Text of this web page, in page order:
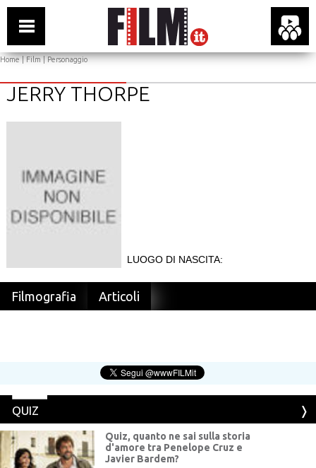
Home|Film| Personaggio
JERRY THORPE
LUOGO DI NASCITA:
Filmografia Articoli
QUIZ
Quiz, quanto ne sai sulla storia
d'amore tra Penelope Cruz e
Javier Bardem?